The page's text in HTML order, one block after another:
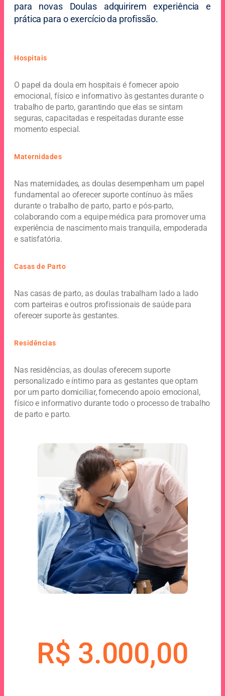
para novas Doulas adquirirem experiência e
prática para o exercício da profissão.
Hospitais
O papel da doula em hospitais é fornecer apoio
emocional, físico e informativo às gestantes durante o
trabalho de parto, garantindo que elas se sintam
seguras, capacitadas e respeitadas durante esse
momento especial.
Maternidades
Nas maternidades, as doulas desempenham um papel
fundamental ao oferecer suporte contínuo às mães
durante o trabalho de parto, parto e pós-parto,
colaborando com a equipe médica para promover uma
experiência de nascimento mais tranquila, empoderada
e satisfatória.
Casas de Parto
Nas casas de parto, as doulas trabalham lado a lado
com parteiras e outros profissionais de saúde para
oferecer suporte às gestantes.
Residências
Nas residências, as doulas oferecem suporte
personalizado e íntimo para as gestantes que optam
por um parto domiciliar, fornecendo apoio emocional,
físico e informativo durante todo o processo de trabalho
de parto e parto.
R$ 3.000,00